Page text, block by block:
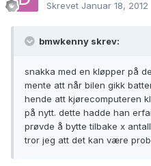
Skrevet Januar 18, 2012
bmwkenny skrev:
snakka med en kløpper på
mente att når bilen gikk
hende att kjørecomputeren
på nytt. dette hadde han
prøvde å bytte tilbake x
tror jeg att det kan være